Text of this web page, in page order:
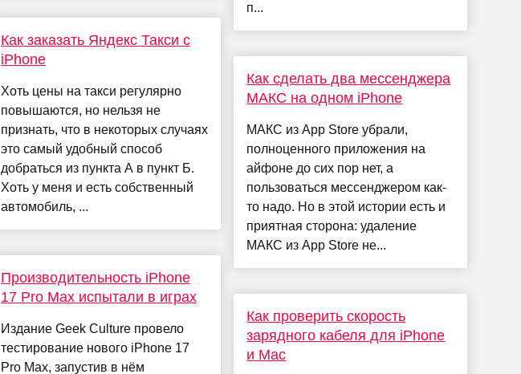
Как заказать Яндекс Такси с
iPhone
Хоть цены на такси регулярно
повышаются, но нельзя не
признать, что в некоторых случаях
это самый удобный способ
добраться из пункта А в пункт Б.
Хоть у меня и есть собственный
автомобиль, ...
Производительность iPhone
17 Pro Max испытали в играх
Издание Geek Culture провело
тестирование нового iPhone 17
Pro Max, запустив в нём
п...
Как сделать два мессенджера
МАКС на одном iPhone
МАКС из App Store убрали,
полноценного приложения на
айфоне до сих пор нет, а
пользоваться мессенджером как-
то надо. Но в этой истории есть и
приятная сторона: удаление
МАКС из App Store не...
Как проверить скорость
зарядного кабеля для iPhone
и Mac